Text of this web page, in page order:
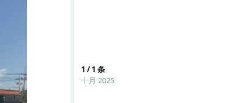
1 /1 条
十月 2025